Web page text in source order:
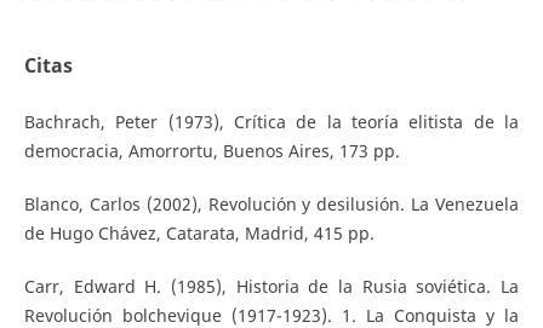
Citas
Bachrach, Peter (1973), Crítica de la teoría elitista de la
democracia, Amorrortu, Buenos Aires, 173 pp.
Blanco, Carlos (2002), Revolución y desilusión. La Venezuela
de Hugo Chávez, Catarata, Madrid, 415 pp.
Carr, Edward H. (1985), Historia de la Rusia soviética. La
Revolución bolchevique (1917-1923). 1. La Conquista y la